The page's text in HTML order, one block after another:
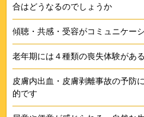
合はどうなるのでしょうか
傾聴・共感・受容がコミュニケー
老年期には４種類の喪失体験があ
皮膚内出血・皮膚剥離事故の予防
的です